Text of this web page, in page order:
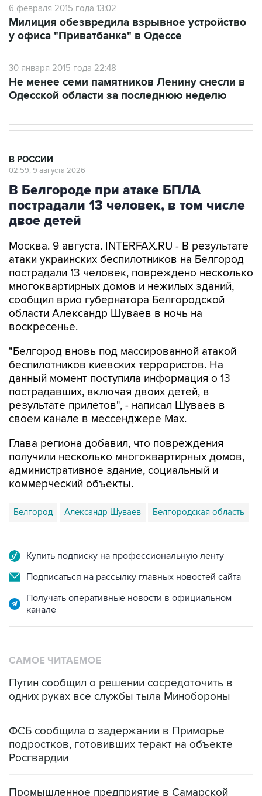
6 февраля 2015 года 13:02
Милиция обезвредила взрывное устройство
у офиса "Приватбанка" в Одессе
30 января 2015 года 22:48
Не менее семи памятников Ленину снесли в
Одесской области за последнюю неделю
В РОССИИ
02:59, 9 августа 2026
В Белгороде при атаке БПЛА
пострадали 13 человек, в том числе
двое детей
Москва. 9 августа. INTERFAX.RU - В результате
атаки украинских беспилотников на Белгород
пострадали 13 человек, повреждено несколько
многоквартирных домов и нежилых зданий,
сообщил врио губернатора Белгородской
области Александр Шуваев в ночь на
воскресенье.
"Белгород вновь под массированной атакой
беспилотников киевских террористов. На
данный момент поступила информация о 13
пострадавших, включая двоих детей, в
результате прилетов", - написал Шуваев в
своем канале в мессенджере Max.
Глава региона добавил, что повреждения
получили несколько многоквартирных домов,
административное здание, социальный и
коммерческий объекты.
Белгород Александр Шуваев Белгородская область
Купить подписку на профессиональную ленту
Подписаться на рассылку главных новостей сайта
Получать оперативные новости в официальном
канале
САМОЕ ЧИТАЕМОЕ
Путин сообщил о решении сосредоточить в
одних руках все службы тыла Минобороны
ФСБ сообщила о задержании в Приморье
подростков, готовивших теракт на объекте
Росгвардии
Промышленное предприятие в Самарской